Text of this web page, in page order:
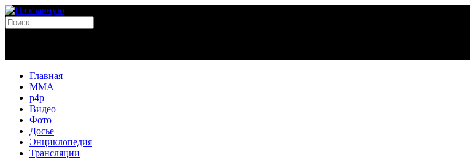
Главная
MMA
p4p
Видео
Фото
Досье
Энциклопедия
Трансляции